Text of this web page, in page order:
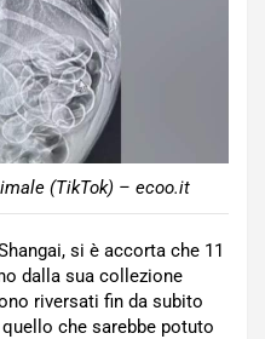
(TikTok) – ecoo.it
si è accorta che 11
dalla sua collezione
riversati fin da subito
che sarebbe potuto